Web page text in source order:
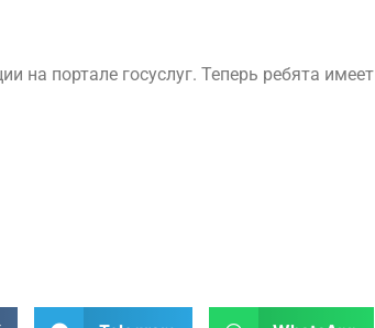
на портале госуслуг. Теперь ребята имеет